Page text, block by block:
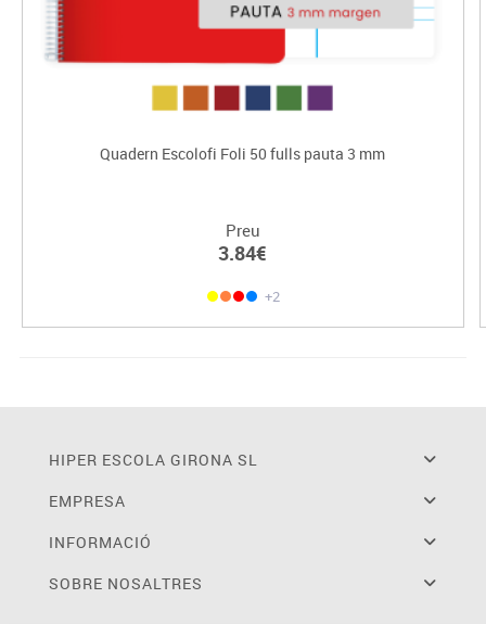
Quadern Escolofi Foli 50 fulls pauta 3 mm
Preu
3.84€
+2
HIPER ESCOLA GIRONA SL
EMPRESA
INFORMACIÓ
SOBRE NOSALTRES